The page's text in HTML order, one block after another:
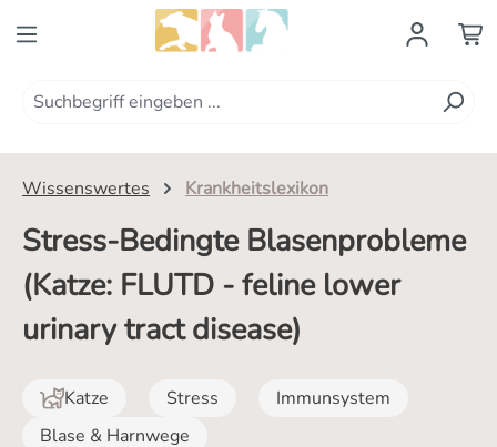
Zum Hauptinhalt springen
Wissenswertes Krankheitslexikon
Stress-Bedingte Blasenprobleme
(Katze: FLUTD - feline lower
urinary tract disease)
Katze Stress
Immunsystem
Blase & Harnwege